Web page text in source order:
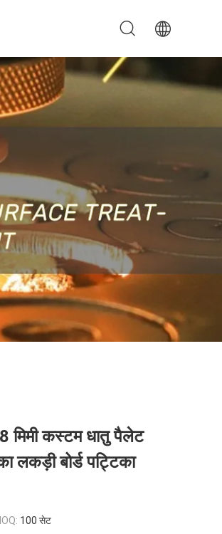
कस्टम धातु पैलेट
लकड़ी बोर्ड पट्टिका
100 सेट